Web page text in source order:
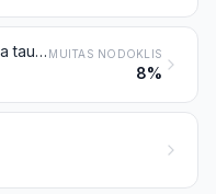
Sviests un citi piena tauki; piena tauku pastas MUITAS NODOKLIS
8%